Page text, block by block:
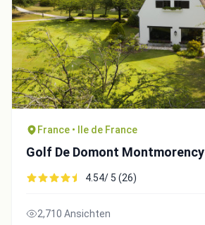
France • Ile de France
Golf De Domont Montmorency
4.54/ 5 (26)
2,710 Ansichten